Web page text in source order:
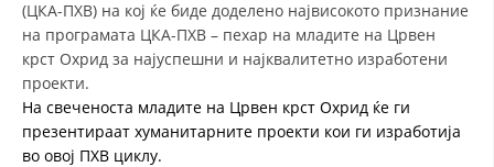
ЗАКОН ЗА ЦКРМ
(ЦКА-ПХВ) на кој ќе биде доделено највисокото признание
на програмата ЦКА-ПХВ – пехар на младите на Црвен
крст Охрид за најуспешни и најквалитетно изработени
проекти.
На свеченоста младите на Црвен крст Охрид ќе ги
презентираат хуманитарните проекти кои ги изработија
во овој ПХВ циклу.